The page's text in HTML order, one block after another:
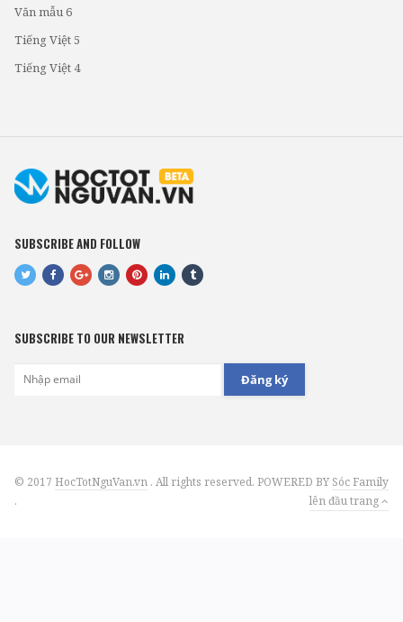
Văn mẫu 6
Tiếng Việt 5
Tiếng Việt 4
SUBSCRIBE AND FOLLOW
SUBSCRIBE TO OUR NEWSLETTER
Đăng ký
© 2017 HocTotNguVan.vn . All rights reserved. POWERED BY Sóc Family
.
lên đầu trang